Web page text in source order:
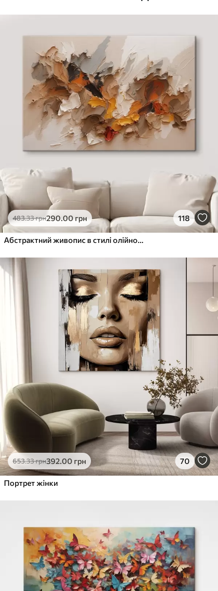
Від290.00грн
✓
Стійкість до вицвітання
Безпечне чорнило без запаху
Поверхня з текстурою полотна
Екологічний матеріал
Преміум
.00грн
✓Яскраві, насичені кольори
✓ Стійкість до вицвітання
Поверхня з текстурою полотна
✗ Екологічний матеріал
Еко-Преміум
Від .00грн
✓Яскраві, насичені кольори
✓
Поверхня з текстурою полотна
Екологічний матеріал
483.33грн290.00грн 118
Абстрактний живопис в стилі олійного живопису
653.33грн392.00 грн 70
Портрет жінки